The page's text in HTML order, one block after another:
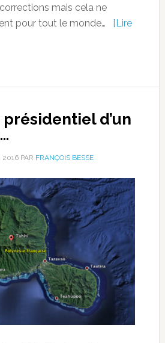
mais cela ne
pour tout le monde…
[Lire
d’un
2016PAR FRANÇOIS BESSE